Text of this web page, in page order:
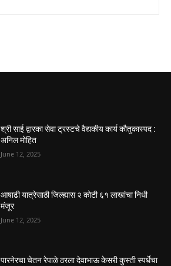
श्री साई द्वारका सेवा ट्रस्टचे वैद्यकीय कार्य कौतुकास्पद :
अनिल मोहित
June 12, 2025
आषाढी यात्रेसाठी जिल्ह्यास २ कोटी ६१ लाखांचा निधी
मंजूर
June 12, 2025
पारनेरचा चेतन रेपाळे ठरला देवाभाऊ केसरी कुस्ती स्पर्धेचा